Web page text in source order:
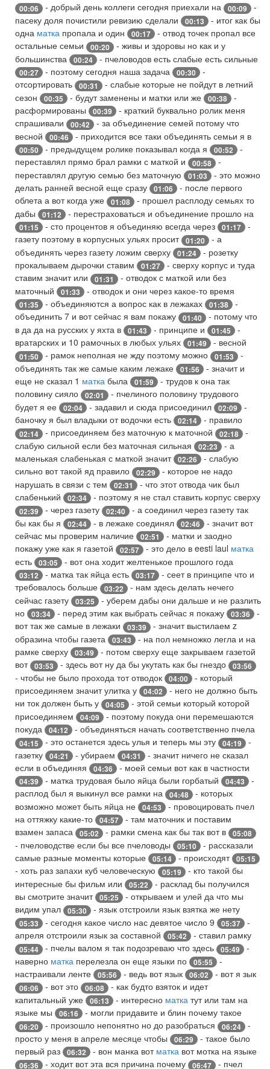
00:06 - добрый день коллеги сегодня приехали на 00:09
-
пасеку доля почистили ревизию сделали
00:13
- итог как бы
одна матка пропала и один 00:17
- отвод точек пропал все
остальные семьи
00:20
- живы и здоровы но как и у
большинства
00:24 - пчеловодов есть слабые есть сильные
00:27 - поэтому сегодня наша задача 00:30
-
отсортировать
00:31
- слабые которые не пойдут в летний
сезон
00:35 - будут заменены и матки или же 00:38
-
расформированы
00:39
- краткий буквально ролик меня
спрашивали
00:42
- за объединение семей потому что
весной
00:46 - приходится все таки объединять семьи я в
00:50 - предыдущем ролике показывал когда я 00:52
-
переставлял прямо брал рамки с маткой и
00:58
-
переставлял другую семью без маточную
01:03
- это можно
делать ранней весной еще сразу
01:06
- после первого
облета а вот когда уже
01:08
- прошел расплоду семьях то
дабы
01:12 - перестраховаться и объединение прошло на
01:15 - сто процентов я объединяю всегда через 01:17
-
газету поэтому в корпусных ульях просит 01:20
- а
объединять через газету ложим сверху
01:24
- розетку
прокалываем дырочки ставим
01:27
- сверху корпус и туда
ставим значит или
01:31
- отводок с маткой или без
маточный
01:33 - отводок и они через какое-то время
01:35 - объединяются а вопрос как в лежаках 01:38
-
объединить 7 и вот сейчас я вам покажу
01:40
- потому что
в да да на русских у яхта в
01:43 - принципе и 01:45
-
вратарских и 10 рамочных в любых ульях
01:49 - весной
01:50 - рамок неполная не жду поэтому можно 01:53
-
объединять так же самые каким лежаке
01:56
- значит и
еще не сказал 1 матка была 01:59
- трудов к она так
половину сияло
02:01
- пчелиного половину трудового
будет я ее
02:04 - задавил и сюда присоединил 02:09
-
баночку я был владыки от водочки есть
02:14 - правило
02:14 - присоединяем без маточную к маточной 02:18
-
слабую сильной если без маточная сильная
02:23
- а
маленькая слабенькая с маткой значит 02:26
- слабую
сильно вот такой яд правило
02:29
- которое не надо
нарушать в связи с тем
02:31
- что этот отвода чик был
слабенький
02:34 - поэтому я не стал ставить корпус сверху
02:39 - через газету 02:40
- а соединил через газету так
бы как бы я
02:44 - в лежаке соединял 02:46
- значит вот
сейчас мы проверим наличие
02:51
- матки и заодно
покажу уже как я газетой
02:57 - это дело в eesti laul матка
есть
03:05 - вот она ходит желтенькое прошлого года
03:12 - матка так яйца есть 03:17
- сеет в принципе что и
требовалось больше
03:22
- нам здесь делать нечего
сейчас газету
03:25
- уберем дабы они дальше и не разлить
но
03:34 - перед этим как выбрать сейчас я покажу 03:36
-
вот так же самые в лежаки
03:39
- значит выстилаем z
образина чтобы газета
03:43
- на пол немножко легла и на
рамке сверху
03:49
- потом сверху еще закрываем газетой
вот 03:53 - здесь вот ну да бы укутать как бы гнездо 03:56
- чтобы не было прохода тот отводок 04:00
- который
присоединяем значит улитка у
04:02
- него не должно быть
ни ток должен быть у
04:05
- этой семьи который которой
присоединяем
04:09
- поэтому покуда они перемешаются
покуда
04:12 - объединяться начать соответственно пчела
04:15 - это останется здесь улья и теперь мы эту 04:19
-
газетку
04:21 - убираем 04:31
- значит ничего не сказал
если в объединяя
04:36 - моей семьи вот как в частности
04:39 - матка трудовая было яйца были горбатый 04:43
-
расплод был я выкинул все рамки на
04:48
- которых
возможно может быть яйца не
04:53
- провоцировать пчел
на оттяжку какие-то
04:57
- там маточник и поставим
взамен запаса
05:02 - рамки смена как бы так вот в 05:08
- пчеловодстве если бы все пчеловоды 05:10
- рассказали
самые разные моменты которые
05:14 - происходят 05:15
- хоть раз запахи куб человеческую 05:19
- кто такой бы
интересные бы фильм или
05:22
- расклад бы получился
вы смотрите значит 05:25
- открываем и улей да что мы
видим упал
05:30 - язык отстроили язык взятка же нету
05:33 - сегодня какое число нас девятое число 9 05:37
-
апреля отстроили язык за составной
05:42 - ставил рамку
05:44 - пчелы валом я так подозреваю что здесь 05:49
-
наверно матка перелезла он еще языки по 05:55
-
настраивали ленте
05:56 - ведь вот язык 06:02 - вот я зык
06:06 - вот это 06:08
- как будто взяток и идет
капитальный уже
06:13 - интересно матка тут или там на
языке мы
06:16 - могли придавите и блин почему такое
06:20 - произошло непонятно но до разобраться 06:24
-
просто у меня в апреле месяце чтобы
06:29
- такое было
первый раз
06:32 - вон манка вот матка вот мотка на языке
06:36 - ходит вот эта вся причина почему 06:47 - пчел